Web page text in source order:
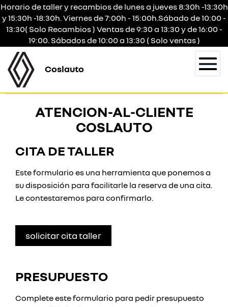
Horario de taller y recambios de lunes a jueves 8:30h -13:30h
y 15:30h -18:30h. Viernes de 7:00h - 15:00h.Sábado de 10:00 -
13:30( Solo Recambios ) Ventas de 9:30 a 13:30 y de 16:00 -
19:00. Sábados de 10:00 a 13:30 ( Solo ventas )
Coslauto
ATENCION-AL-CLIENTE
COSLAUTO
CITA DE TALLER
Este formulario es una herramienta que ponemos a
su disposición para facilitarle la reserva de una cita.
Le contestaremos para confirmarlo.
solicitar cita taller
PRESUPUESTO
Complete este formulario para pedir presupuesto